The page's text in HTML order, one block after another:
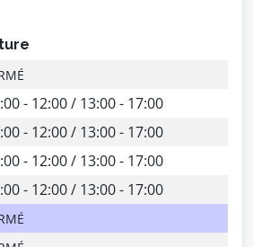
- 12:00 / 13:00 - 17:00
- 12:00 / 13:00 - 17:00
- 12:00 / 13:00 - 17:00
- 12:00 / 13:00 - 17:00